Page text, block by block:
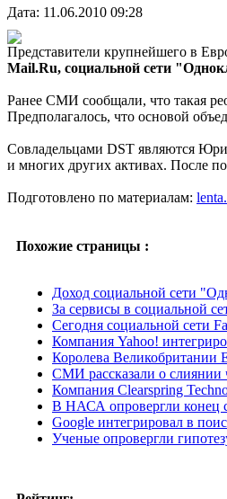
Дата: 11.06.2010 09:28
Представители крупнейшего в
Mail.Ru, социальной сети
Ранее СМИ сообщали, что такая
Предполагалось, что основой
Совладельцами DST являются
и многих других активах. После
Подготовлено по материалам:
Похожие страницы :
Доход социальной сети
За сервисы в социальной
Сегодня социальной сети
Компания Yahoo!
Королева Великобритании
СМИ рассказали о слиянии
Компания Clearspring
В НАСА опровергли конец
Google интегрировал в
Ученые опровергли